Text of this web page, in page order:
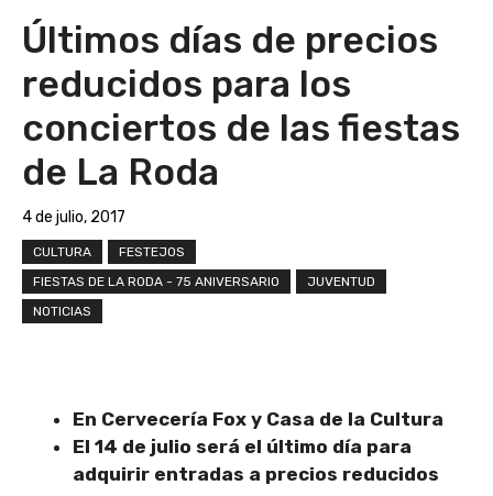
Últimos días de precios
reducidos para los
conciertos de las fiestas
de La Roda
4 de julio, 2017
CULTURA
FESTEJOS
FIESTAS DE LA RODA - 75 ANIVERSARIO
JUVENTUD
NOTICIAS
En Cervecería Fox y Casa de la Cultura
El 14 de julio será el último día para
adquirir entradas a precios reducidos